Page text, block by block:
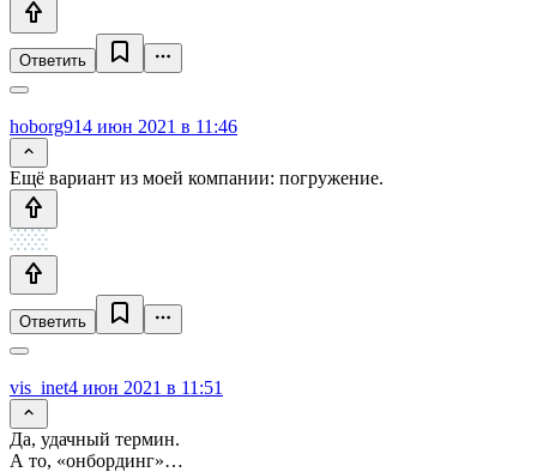
Ответить
hoborg914 июн 2021 в 11:46
Ещё вариант из моей компании: погружение.
Ответить
vis_inet4 июн 2021 в 11:51
Да, удачный термин.
А то, «онбординг»…